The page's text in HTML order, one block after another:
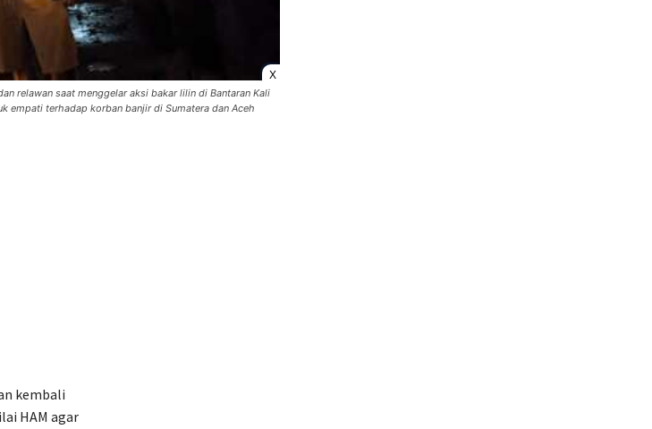
X
relawan saat menggelar aksi bakar lilin di Bantaran Kali
empati terhadap korban banjir di Sumatera dan Aceh
kembali
HAM agar